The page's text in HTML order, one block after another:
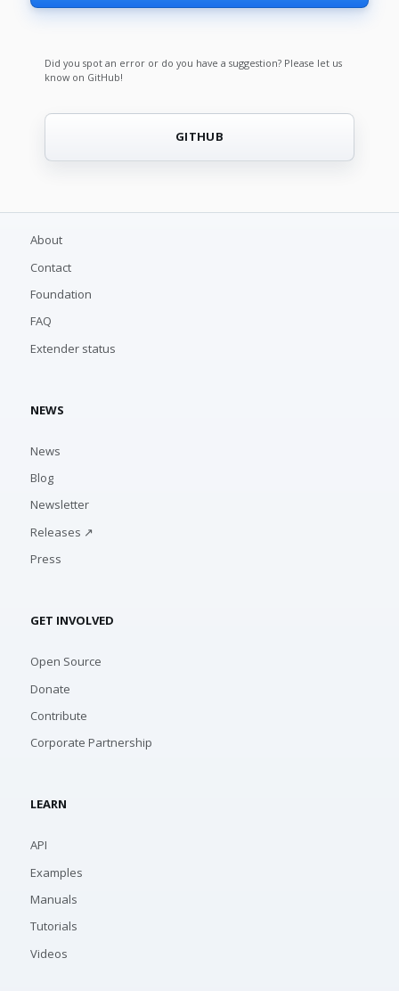
Did you spot an error or do you have a suggestion? Please let us
know on GitHub!
GITHUB
About
Contact
Foundation
FAQ
Extender status
NEWS
News
Blog
Newsletter
Releases ↗
Press
GET INVOLVED
Open Source
Donate
Contribute
Corporate Partnership
LEARN
API
Examples
Manuals
Tutorials
Videos